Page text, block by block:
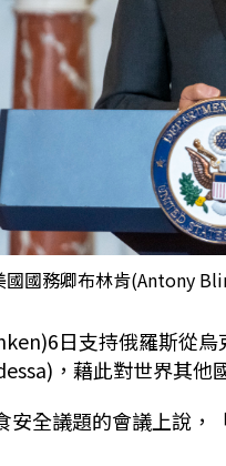
國國務卿布林肯(Antony
日支持俄羅斯從
，藉此對世界其他
安全議題的會議上說